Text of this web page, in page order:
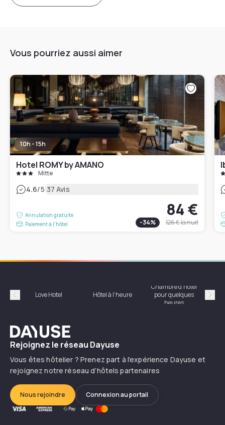
Vous pourriez aussi aimer
10h - 15h
Hotel ROMY by AMANO
Mitte
4.6/5|37 Avis
Annulation gratuite
Paiement à l'hôtel
84 €
-34% 126 €la nuit
Précédent
Love Hotel Hôtel à l'heure
Chambre d'hôtel
pour quelques
heures
Dayuse
Rejoignez le réseau Dayuse
Vous êtes hôtelier ? Prenez part à l’expérience Dayuse et
rejoignez notre réseau d’hôtels partenaires
Nous rejoindre Connexion au portail